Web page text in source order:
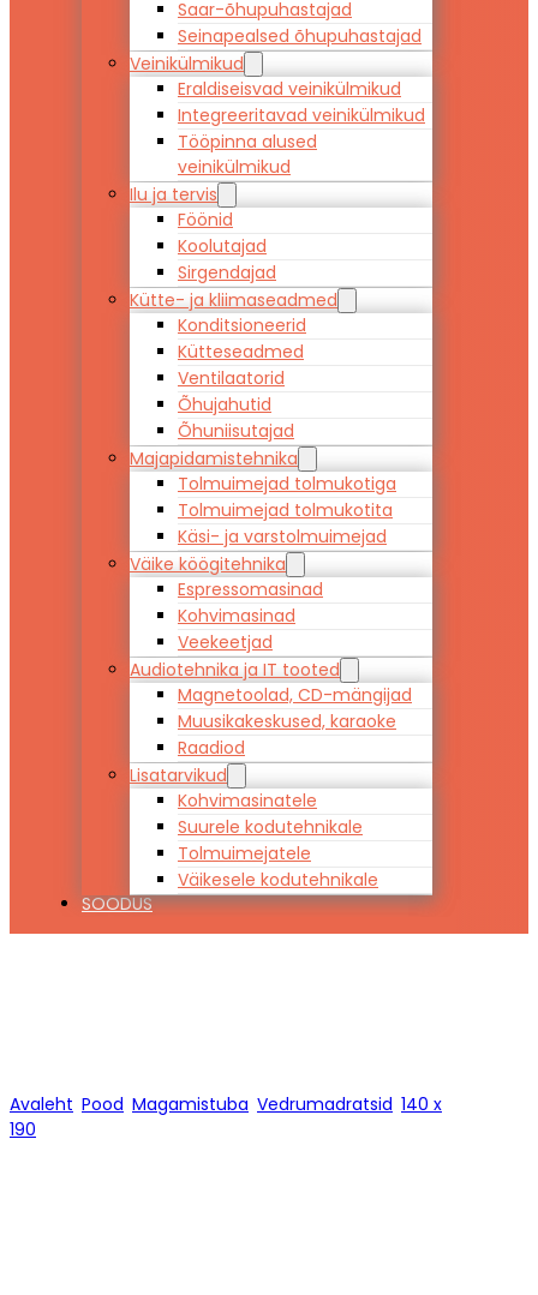
Saar-õhupuhastajad
Seinapealsed õhupuhastajad
Veinikülmikud
Eraldiseisvad veinikülmikud
Integreeritavad veinikülmikud
Tööpinna alused
veinikülmikud
Ilu ja tervis
Föönid
Koolutajad
Sirgendajad
Kütte- ja kliimaseadmed
Konditsioneerid
Kütteseadmed
Ventilaatorid
Õhujahutid
Õhuniisutajad
Majapidamistehnika
Tolmuimejad tolmukotiga
Tolmuimejad tolmukotita
Käsi- ja varstolmuimejad
Väike köögitehnika
Espressomasinad
Kohvimasinad
Veekeetjad
Audiotehnika ja IT tooted
Magnetoolad, CD-mängijad
Muusikakeskused, karaoke
Raadiod
Lisatarvikud
Kohvimasinatele
Suurele kodutehnikale
Tolmuimejatele
Väikesele kodutehnikale
SOODUS
Avaleht Pood Magamistuba Vedrumadratsid 140 x
190